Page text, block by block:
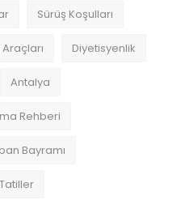
Sürüş Koşulları
Diyetisyenlik
Antalya
Rehberi
Bayramı